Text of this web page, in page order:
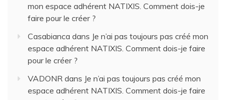
mon espace adhérent NATIXIS. Comment dois-je
faire pour le créer ?
Casabianca dans Je n’ai pas toujours pas créé mon
espace adhérent NATIXIS. Comment dois-je faire
pour le créer ?
VADONR dans Je n’ai pas toujours pas créé mon
espace adhérent NATIXIS. Comment dois-je faire